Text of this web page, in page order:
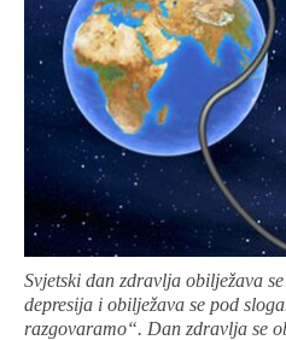
Svjetski dan zdravlja obilježava
depresija i obilježava se pod
razgovaramo“. Dan zdravlja se